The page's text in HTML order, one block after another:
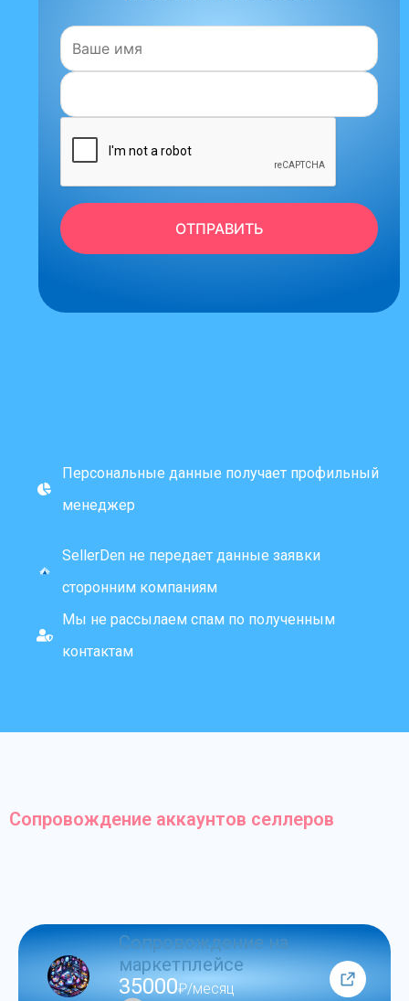
Имя:
ОТПРАВИТЬ
Персональные данные получает профильный
менеджер
SellerDen не передает данные заявки
сторонним компаниям
Мы не рассылаем спам по полученным
контактам
Сопровождение аккаунтов селлеров
Сопровождение на
маркетплейсе
35000₽/месяц